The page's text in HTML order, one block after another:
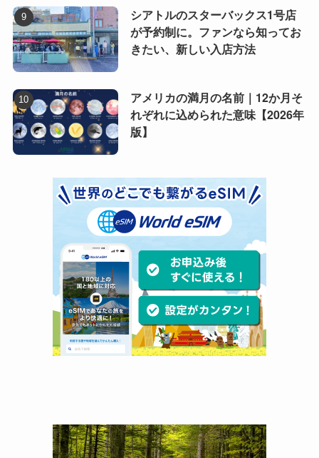
シアトルのスターバックス1号店
が予約制に。ファンなら知ってお
きたい、新しい入店方法
アメリカの満月の名前｜12か月そ
れぞれに込められた意味【2026年
版】